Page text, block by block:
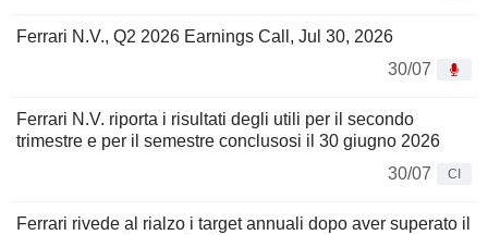
Ferrari N.V., Q2 2026 Earnings Call, Jul 30, 2026
30/07
Ferrari N.V. riporta i risultati degli utili per il secondo
trimestre e per il semestre conclusosi il 30 giugno 2026
30/07
CI
Ferrari rivede al rialzo i target annuali dopo aver superato il